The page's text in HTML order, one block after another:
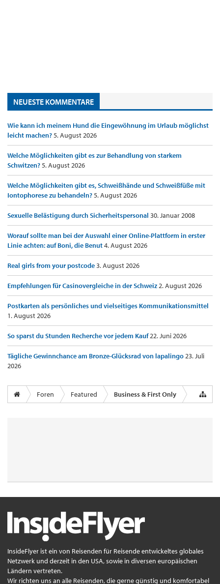
NEUESTE KOMMENTARE
Wie kann ich meinem Hund die Eingewöhnung im Urlaub möglichst
leicht machen?5. August 2026
Welche Möglichkeiten gibt es zur Behandlung von starkem
Schwitzen?5. August 2026
Welche Möglichkeiten gibt es, Schweißhände und Schweißfüße mit
Iontophorese zu behandeln?5. August 2026
Sexuelle Belästigung durch Sicherheitspersonal 30. Januar 2008
Worauf sollte man bei der Auswahl einer Online-Plattform in erster
Linie achten: auf Boni, die Benut4. August 2026
Real girls from your postcode3. August 2026
Empfehlungen für Casinovergleiche in der Schweiz2. August 2026
Postkarten als persönliches und vielseitiges Kommunikationsmittel
1. August 2026
So sparst du Stunden Recherche vor jedem Kauf22. Juni 2026
Tägliche Gewinnchance am Bronze-Glücksrad von lapalingo23. Juli
2026
Foren Featured Business & First Only
InsideFlyer ist ein von Reisenden für Reisende entwickeltes globales
Netzwerk und derzeit in den USA, sowie in diversen europäischen
Ländern vertreten.
Wir richten uns an alle Reisenden, die gerne günstig und komfortabel